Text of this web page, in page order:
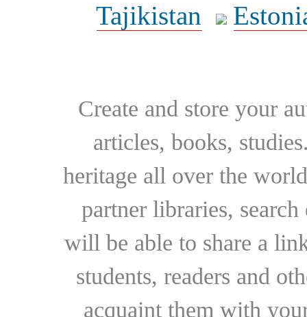
Tajikistan
Create and store your
articles, books,
heritage all over the
partner libraries,
will be able to share a
students, readers and
acquaint them with